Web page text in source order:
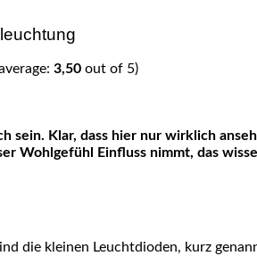
3,50 out of 5)
Wohlgefühl Einfluss nimmt, das
die kleinen Leuchtdioden, kurz